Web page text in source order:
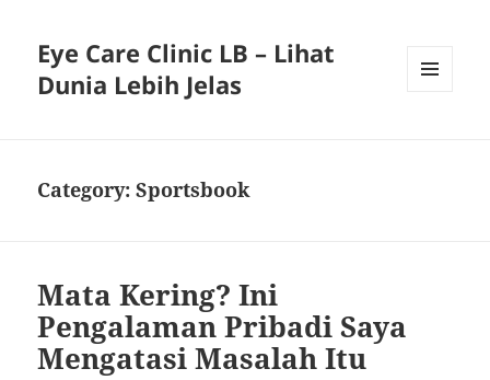
Eye Care Clinic LB – Lihat
Dunia Lebih Jelas
Category:Sportsbook
Mata Kering? Ini
Pengalaman Pribadi Saya
Mengatasi Masalah Itu